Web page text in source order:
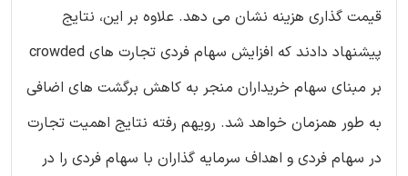
قیمت گذاری هزینه نشان می دهد. علاوه بر این، نتایج
پیشنهاد دادند که افزایش سهام فردی تجارت های crowded
بر مبنای سهام خریداران منجر به کاهش برگشت های اضافی
به طور همزمان خواهد شد. رویهم رفته نتایج اهمیت تجارت
در سهام فردی و اهداف سرمایه گذاران با سهام فردی را در